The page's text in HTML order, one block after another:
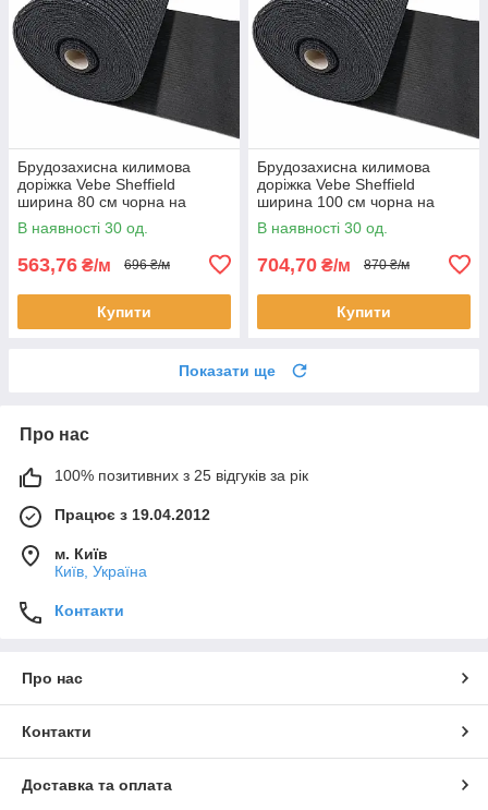
Брудозахисна килимова
доріжка Vebe Sheffield
ширина 80 см чорна на
відріз, гумова основа (ціна за
пог. м)
В наявності 30 од.
563,76 ₴/м 696 ₴/м
Купити
Брудозахисна килимова
доріжка Vebe Sheffield
ширина 100 см чорна на
відріз, гумова основа (ціна за
пог. м)
В наявності 30 од.
704,70 ₴/м 870 ₴/м
Купити
Показати ще
Про нас
100% позитивних з 25 відгуків за рік
Працює з 19.04.2012
м. Київ
Київ, Україна
Контакти
Про нас
Контакти
Доставка та оплата